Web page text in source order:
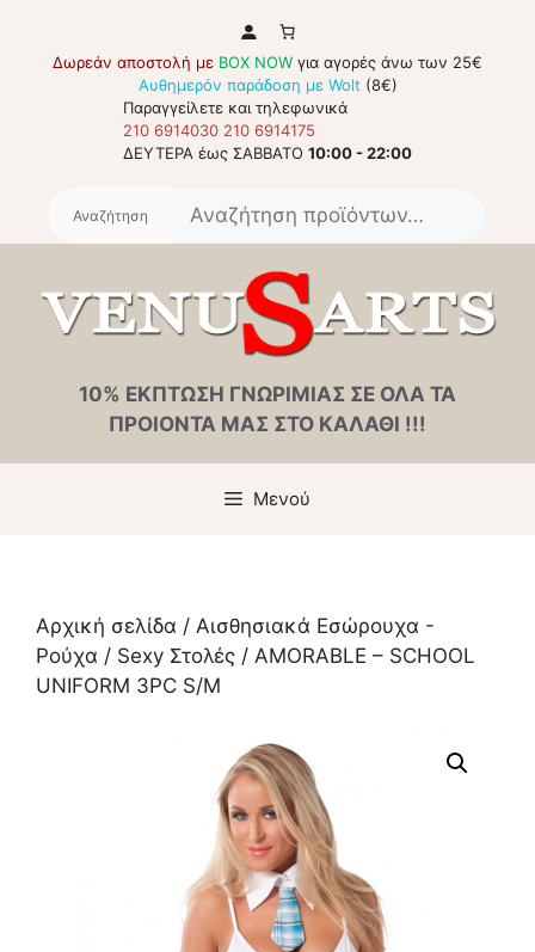
περιεχόμενο
Δωρεάν αποστολή με BOX NOW για αγορές άνω των 25€
Αυθημερόν παράδοση με Wolt (8€)
Παραγγείλετε και τηλεφωνικά
210 6914030 210 6914175
ΔΕΥΤΕΡΑ έως ΣΑΒΒΑΤΟ 10:00 - 22:00
10% ΕΚΠΤΩΣΗ ΓΝΩΡΙΜΙΑΣ ΣΕ ΟΛΑ ΤΑ
ΠΡΟΙΟΝΤΑ ΜΑΣ ΣΤΟ ΚΑΛΑΘΙ !!!
Μενού
Αρχική σελίδα / Αισθησιακά Εσώρουχα -
Ρούχα / Sexy Στολές / AMORABLE – SCHOOL
UNIFORM 3PC S/M